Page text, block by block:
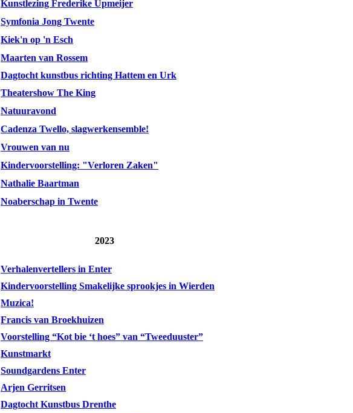
Kunstlezing Frederike Upmeijer
Symfonia Jong Twente
Kiek'n op 'n Esch
Maarten van Rossem
Dagtocht kunstbus richting Hattem en Urk
Theatershow The King
Natuuravond
Cadenza Twello, slagwerkensemble!
Vrouwen van nu
Kindervoorstelling: "Verloren Zaken"
Nathalie Baartman
Noaberschap in Twente
2023
Verhalenvertellers in Enter
Kindervoorstelling Smakelijke sprookjes in Wierden
Muzica!
Francis van Broekhuizen
Voorstelling “Kot bie ‘t hoes” van “Tweeduuster”
Kunstmarkt
Soundgardens Enter
Arjen Gerritsen
Dagtocht Kunstbus Drenthe